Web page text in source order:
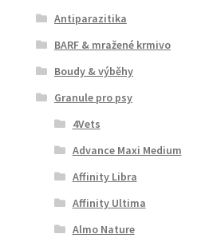
Antiparazitika
BARF & mražené krmivo
Boudy & výběhy
Granule pro psy
4Vets
Advance Maxi Medium
Affinity Libra
Affinity Ultima
Almo Nature